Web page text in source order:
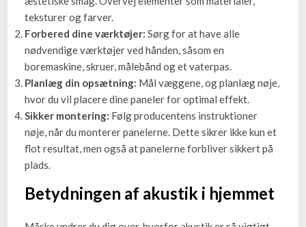
teksturer og farver.
Forbered dine værktøjer: Sørg for at have alle
nødvendige værktøjer ved hånden, såsom en
boremaskine, skruer, målebånd og et vaterpas.
Planlæg din opsætning: Mål væggene, og planlæg nøje,
hvor du vil placere dine paneler for optimal effekt.
Sikker montering: Følg producentens instruktioner
nøje, når du monterer panelerne. Dette sikrer ikke kun et
flot resultat, men også at panelerne forbliver sikkert på
plads.
Betydningen af akustik i hjemmet